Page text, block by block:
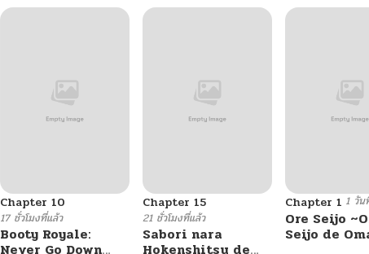
Chapter 10
17 ชั่วโมงที่แล้ว
Booty Royale:
Never Go Down
Chapter 15
21 ชั่วโมงที่แล้ว
Sabori nara
Hokenshitsu de
Chapter 1 1 วัน
Ore Seijo
Seijo de